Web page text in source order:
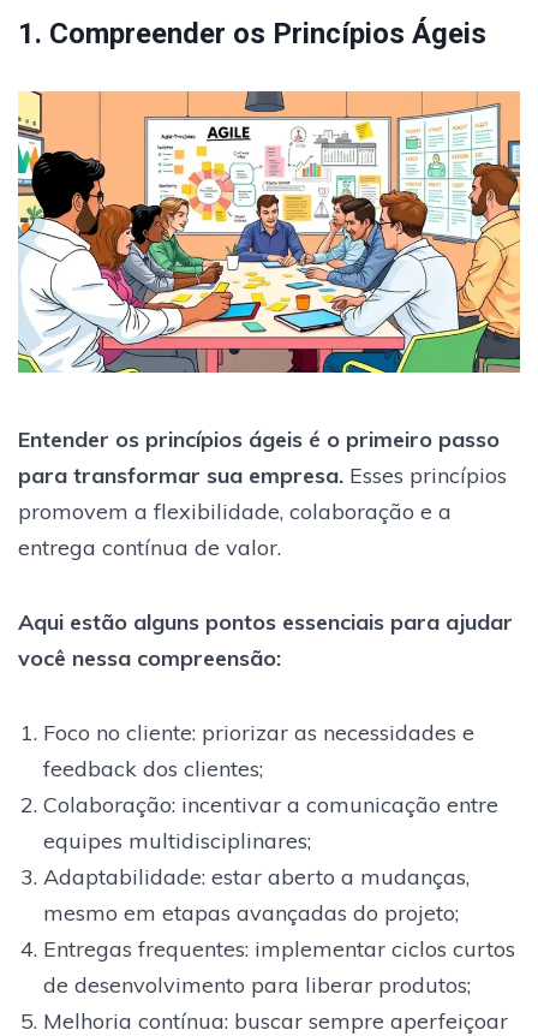
1. Compreender os Princípios Ágeis
Entender os princípios ágeis é o primeiro passo
para transformar sua empresa. Esses princípios
promovem a flexibilidade, colaboração e a
entrega contínua de valor.
Aqui estão alguns pontos essenciais para ajudar
você nessa compreensão:
Foco no cliente: priorizar as necessidades e
feedback dos clientes;
Colaboração: incentivar a comunicação entre
equipes multidisciplinares;
Adaptabilidade: estar aberto a mudanças,
mesmo em etapas avançadas do projeto;
Entregas frequentes: implementar ciclos curtos
de desenvolvimento para liberar produtos;
Melhoria contínua: buscar sempre aperfeiçoar